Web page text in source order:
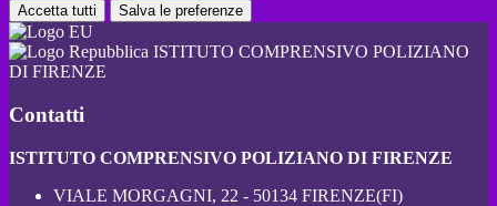
Accetta tutti Salva le preferenze
ISTITUTO COMPRENSIVO POLIZIANO
DI FIRENZE
Contatti
ISTITUTO COMPRENSIVO POLIZIANO DI FIRENZE
VIALE MORGAGNI, 22 - 50134 FIRENZE(FI)